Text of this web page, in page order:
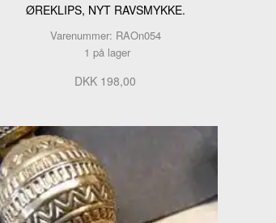
ØREKLIPS, NYT RAVSMYKKE.
Varenummer: RAOn054
1 på lager
DKK 198,00